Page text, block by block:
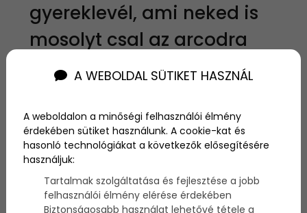
gyereklevél, ami neked is
mosolyt csal az arcodra
Szerző:admin
Ki hosszabb, ki rövidebb ideig, de mindenki hitt
egykoron a Mikulásban, ahogy a Jézuska és a húsvéti
nyuszi létezését sem vonta senki kétségbe annak
idején. A legtöbben ráadásul olyannyira szerettünk
volna imponálni ennek a szakállas öreg úrnak, hogy
még saját levelet is írtunk neki a kívánságainkkal és
A WEBOLDAL SÜTIKET HASZNÁL
A weboldalon a minőségi felhasználói élmény
érdekében sütiket használunk. A cookie-kat és
hasonló technológiákat a következők elősegítésére
használjuk:
Tartalmak szolgáltatása és fejlesztése a jobb
felhasználói élmény elérése érdekében
Biztonságosabb használat lehetővé tétele a